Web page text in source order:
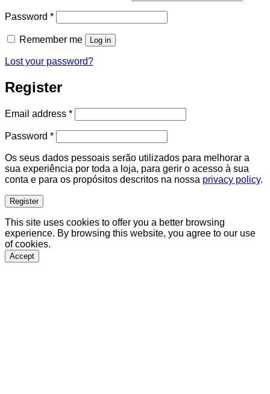
Password *Required
Remember me Log in
Lost your password?
Register
Email address *Required
Password *Required
Os seus dados pessoais serão utilizados para melhorar a
sua experiência por toda a loja, para gerir o acesso à sua
conta e para os propósitos descritos na nossa privacy policy.
Register
This site uses cookies to offer you a better browsing
experience. By browsing this website, you agree to our use
of cookies.
Accept